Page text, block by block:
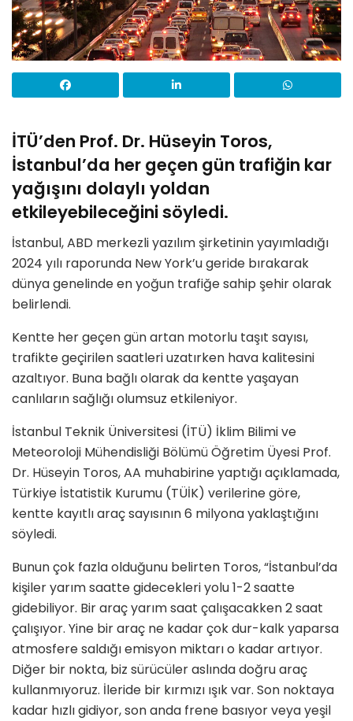
İTÜ’den Prof. Dr. Hüseyin Toros,
İstanbul’da her geçen gün trafiğin kar
yağışını dolaylı yoldan
etkileyebileceğini söyledi.
İstanbul, ABD merkezli yazılım şirketinin yayımladığı
2024 yılı raporunda New York’u geride bırakarak
dünya genelinde en yoğun trafiğe sahip şehir olarak
belirlendi.
Kentte her geçen gün artan motorlu taşıt sayısı,
trafikte geçirilen saatleri uzatırken hava kalitesini
azaltıyor. Buna bağlı olarak da kentte yaşayan
canlıların sağlığı olumsuz etkileniyor.
İstanbul Teknik Üniversitesi (İTÜ) İklim Bilimi ve
Meteoroloji Mühendisliği Bölümü Öğretim Üyesi Prof.
Dr. Hüseyin Toros, AA muhabirine yaptığı açıklamada,
Türkiye İstatistik Kurumu (TÜİK) verilerine göre,
kentte kayıtlı araç sayısının 6 milyona yaklaştığını
söyledi.
Bunun çok fazla olduğunu belirten Toros, “İstanbul’da
kişiler yarım saatte gidecekleri yolu 1-2 saatte
gidebiliyor. Bir araç yarım saat çalışacakken 2 saat
çalışıyor. Yine bir araç ne kadar çok dur-kalk yaparsa
atmosfere saldığı emisyon miktarı o kadar artıyor.
Diğer bir nokta, biz sürücüler aslında doğru araç
kullanmıyoruz. İleride bir kırmızı ışık var. Son noktaya
kadar hızlı gidiyor, son anda frene basıyor veya yeşil